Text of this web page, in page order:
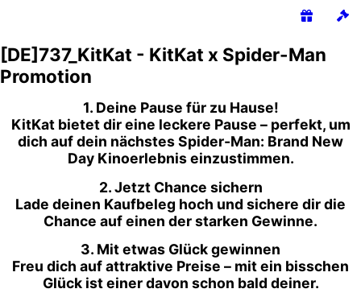
[DE]737_KitKat - KitKat x Spider-Man
Promotion
1. Deine Pause für zu Hause!
KitKat bietet dir eine leckere Pause – perfekt, um
dich auf dein nächstes Spider-Man: Brand New
DayKinoerlebnis einzustimmen.
2. Jetzt Chance sichern
Lade deinen Kaufbeleg hoch und sichere dir die
Chance auf einen der starken Gewinne.
3. Mit etwas Glück gewinnen
Freu dich auf attraktive Preise – mit ein bisschen
Glück ist einer davon schon bald deiner.